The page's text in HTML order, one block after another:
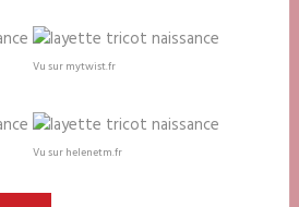
Vu sur mytwist.fr
Vu sur helenetm.fr